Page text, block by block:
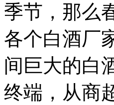
季节，那么
各个白酒厂
间巨大的白
终端，从商